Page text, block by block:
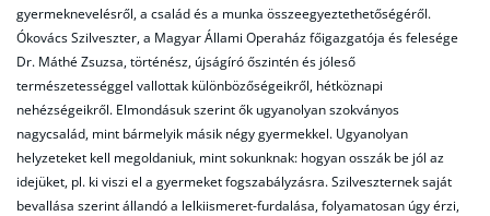
gyermeknevelésről, a család és a munka összeegyeztethetőségéről.
Ókovács Szilveszter, a Magyar Állami Operaház főigazgatója és felesége
Dr. Máthé Zsuzsa, történész, újságíró őszintén és jóleső
természetességgel vallottak különbözőségeikről, hétköznapi
nehézségeikről. Elmondásuk szerint ők ugyanolyan szokványos
nagycsalád, mint bármelyik másik négy gyermekkel. Ugyanolyan
helyzeteket kell megoldaniuk, mint sokunknak: hogyan osszák be jól az
idejüket, pl. ki viszi el a gyermeket fogszabályzásra. Szilveszternek saját
bevallása szerint állandó a lelkiismeret-furdalása, folyamatosan úgy érzi,